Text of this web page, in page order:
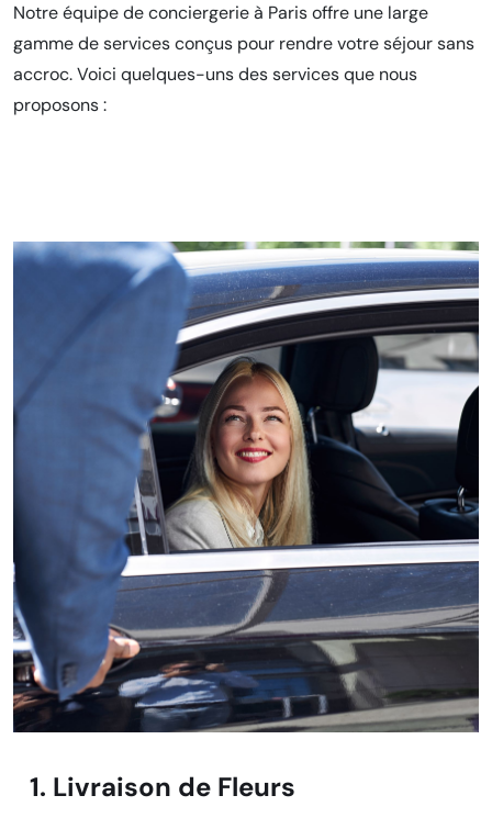
Notre équipe de conciergerie à Paris offre une large
gamme de services conçus pour rendre votre séjour sans
accroc. Voici quelques-uns des services que nous
proposons :
1. Livraison de Fleurs